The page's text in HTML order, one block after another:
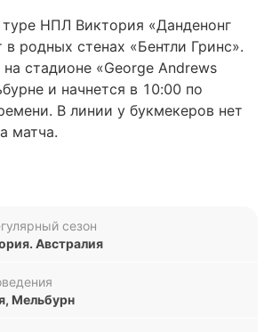
НПЛ Виктория «Данденонг
родных стенах «Бентли Гринс».
стадионе «George Andrews
и начнется в 10:00 по
В линии у букмекеров нет
матча.
таблице НПЛ Виктория с
Илира Каниу три победы,
на четыре очка от идущего 12-
сезон
Австралия
Мельбурн